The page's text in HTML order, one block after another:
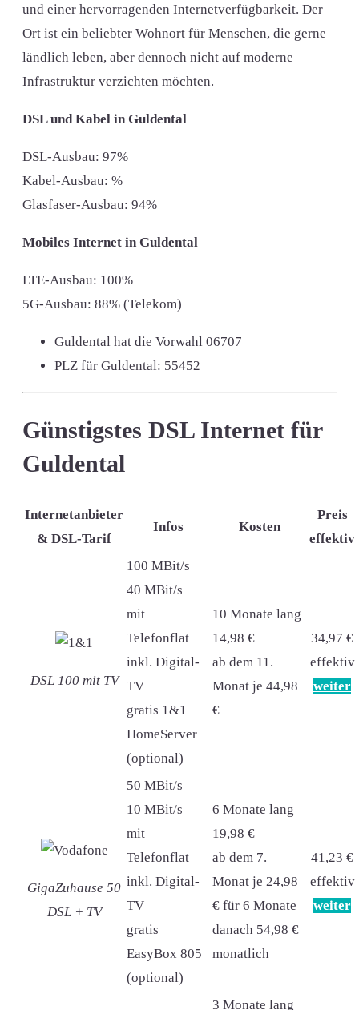
und einer hervorragenden Internetverfügbarkeit. Der
Ort ist ein beliebter Wohnort für Menschen, die gerne
ländlich leben, aber dennoch nicht auf moderne
Infrastruktur verzichten möchten.
DSL und Kabel in Guldental
DSL-Ausbau: 97%
Kabel-Ausbau: %
Glasfaser-Ausbau: 94%
Mobiles Internet in Guldental
LTE-Ausbau: 100%
5G-Ausbau: 88% (Telekom)
Guldental hat die Vorwahl 06707
PLZ für Guldental: 55452
Günstigstes DSL Internet für
Guldental
Internetanbieter
& DSL-Tarif
Infos Kosten
Preis
effektiv
DSL 100 mit TV
100 MBit/s
40 MBit/s
mit
Telefonflat
inkl. Digital-
TV
gratis 1&1
HomeServer
(optional)
10 Monate lang
14,98 €
ab dem 11.
Monat je 44,98
€
34,97 €
effektiv
weiter
GigaZuhause 50
DSL + TV
50 MBit/s
10 MBit/s
mit
Telefonflat
inkl. Digital-
TV
gratis
EasyBox 805
(optional)
6 Monate lang
19,98 €
ab dem 7.
Monat je 24,98
€ für 6 Monate
danach 54,98 €
monatlich
41,23 €
effektiv
weiter
3 Monate lang